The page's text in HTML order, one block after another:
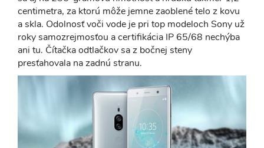
centimetra, za ktorú môže jemne zaoblené telo z kovu
a skla. Odolnosť voči vode je pri top modeloch Sony už
roky samozrejmosťou a certifikácia IP 65/68 nechýba
ani tu. Čítačka odtlačkov sa z bočnej steny
presťahovala na zadnú stranu.